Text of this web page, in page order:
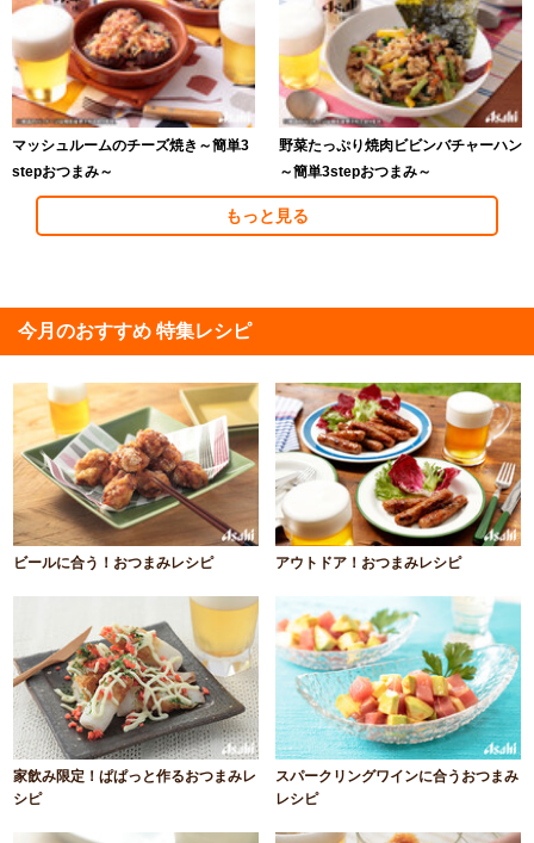
マッシュルームのチーズ焼き～簡単3
stepおつまみ～
野菜たっぷり焼肉ビビンバチャーハン
～簡単3stepおつまみ～
もっと見る
今月のおすすめ 特集レシピ
ビールに合う！おつまみレシピ アウトドア！おつまみレシピ
家飲み限定！ぱぱっと作るおつまみレ
シピ
スパークリングワインに合うおつまみ
レシピ